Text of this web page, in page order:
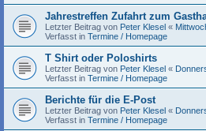
Jahrestreffen Zufahrt zum
Letzter Beitrag von Peter Klesel «
Verfasst in Termine / Homepage
T Shirt oder Poloshirts
Letzter Beitrag von Peter Klesel «
Verfasst in Termine / Homepage
Berichte für die E-Post
Letzter Beitrag von Peter Klesel «
Verfasst in Termine / Homepage